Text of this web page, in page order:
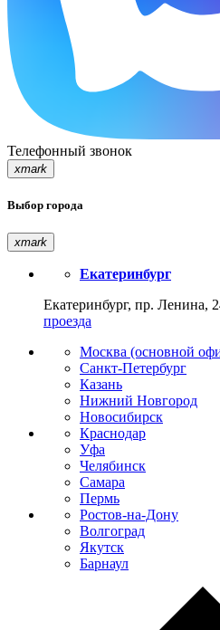
Телефонный звонок
xmark
Выбор города
xmark
Екатеринбург
Екатеринбург, пр. Ленина,
проезда
Москва (основной
Санкт-Петербург
Казань
Нижний Новгород
Новосибирск
Краснодар
Уфа
Челябинск
Самара
Пермь
Ростов-на-Дону
Волгоград
Якутск
Барнаул